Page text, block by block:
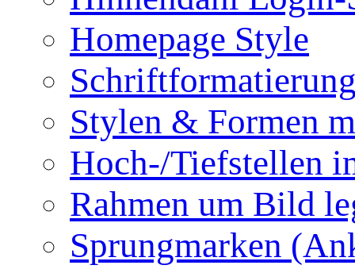
Homepage Style
Stylen & Formen
Hoch-/Tiefstellen
Rahmen um Bild
Sprungmarken